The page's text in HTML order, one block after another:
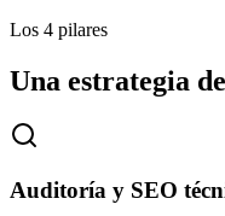
Los 4 pilares
Una estrategia
Auditoría y SEO